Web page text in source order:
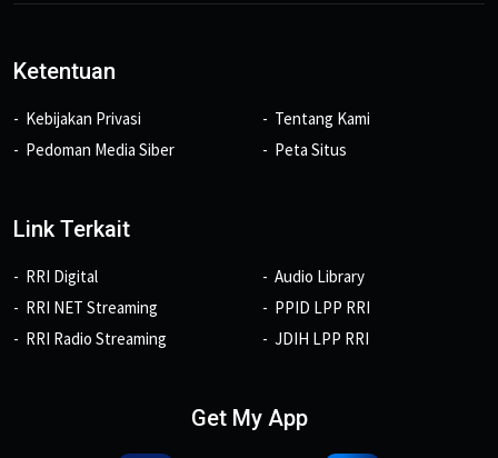
Ketentuan
Kebijakan Privasi
Pedoman Media Siber
Tentang Kami
Peta Situs
Link Terkait
RRI Digital
RRI NET Streaming
RRI Radio Streaming
Audio Library
PPID LPP RRI
JDIH LPP RRI
Get My App